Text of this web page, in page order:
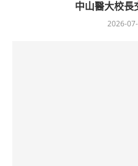
中山醫大校
2026-